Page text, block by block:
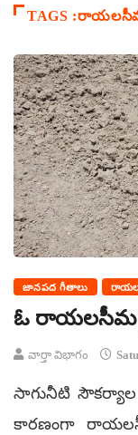
TAGS
జానపద గీతాలు
ఓ రాయలసీమ
వార్తా విభాగం
సాగునీటి సౌకర్యాల
కారణంగా